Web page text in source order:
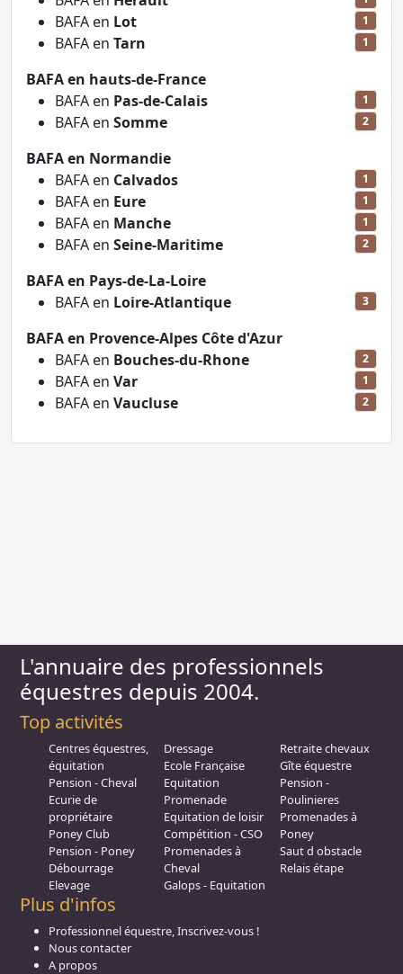
BAFA en Lot 1
BAFA en Tarn 1
BAFA en hauts-de-France
BAFA en Pas-de-Calais 1
BAFA en Somme 2
BAFA en Normandie
BAFA en Calvados 1
BAFA en Eure 1
BAFA en Manche 1
BAFA en Seine-Maritime 2
BAFA en Pays-de-La-Loire
BAFA en Loire-Atlantique 3
BAFA en Provence-Alpes Côte d'Azur
BAFA en Bouches-du-Rhone 2
BAFA en Var 1
BAFA en Vaucluse 2
L'annuaire des professionnels
équestres depuis 2004.
Top activités
Centres équestres,
équitation
Pension - Cheval
Ecurie de
propriétaire
Poney Club
Pension - Poney
Débourrage
Elevage
Dressage
Ecole Française
Equitation
Promenade
Equitation de loisir
Compétition - CSO
Promenades à
Cheval
Galops - Equitation
Retraite chevaux
Gîte équestre
Pension -
Poulinieres
Promenades à
Poney
Saut d obstacle
Relais étape
Plus d'infos
Professionnel équestre, Inscrivez-vous !
Nous contacter
A propos